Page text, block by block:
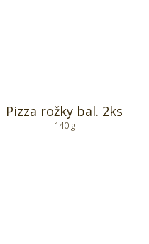
Pizza rožky bal. 2ks
140 g